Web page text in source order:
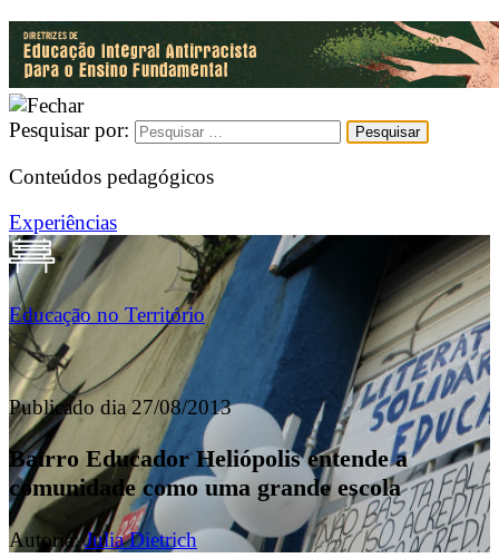
Pesquisar por:
Conteúdos pedagógicos
Experiências
Educação no Território
Publicado dia 27/08/2013
Bairro Educador Heliópolis entende a
comunidade como uma grande escola
Autoria:Julia Dietrich